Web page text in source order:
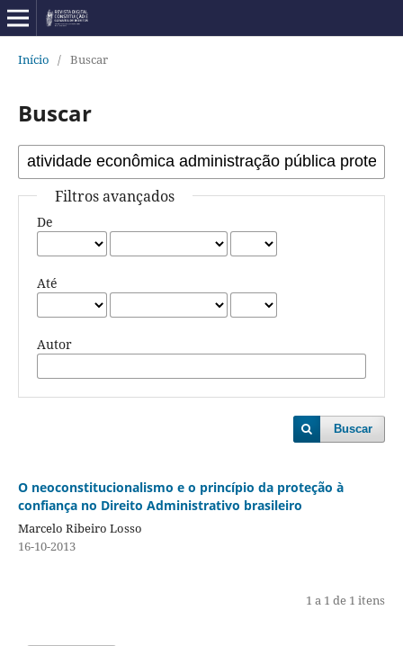
Início / Buscar
Buscar
Filtros avançados
De
Até
Autor
Buscar
O neoconstitucionalismo e o princípio da proteção à
confiança no Direito Administrativo brasileiro
Marcelo Ribeiro Losso
16-10-2013
1 a 1 de 1 itens